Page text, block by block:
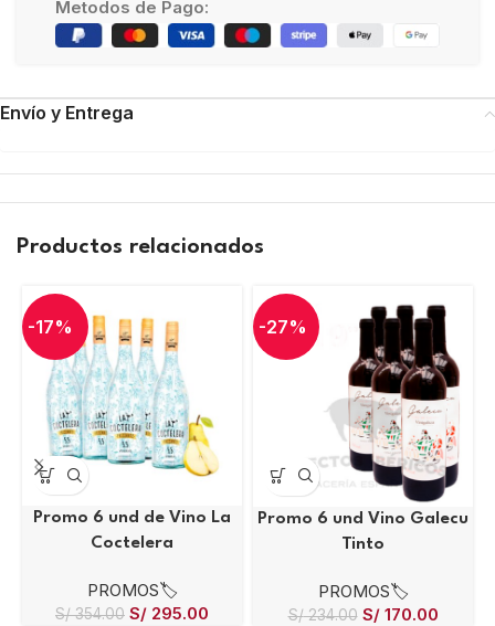
Metodos de Pago:
Envío y Entrega
Productos relacionados
-17%
Promo 6 und de Vino La
Coctelera
PROMOS🏷️
S/354.00 S/ 295.00
-27%
Promo 6 und Vino Galecu
Tinto
PROMOS🏷️
S/234.00 S/170.00